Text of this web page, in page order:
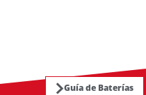
Guía de Baterías